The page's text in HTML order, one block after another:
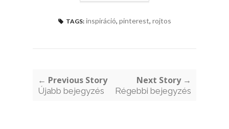
TAGS: inspiráció, pinterest, rojtos
← Previous Story
Újabb bejegyzés
Next Story →
Régebbi bejegyzés